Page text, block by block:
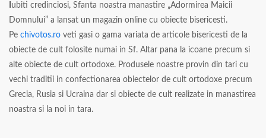
ubiti credinciosi, Sfanta noastra manastire „Adormirea Maicii
Domnului” a lansat un magazin online cu obiecte bisericesti.
Pe chivotos.ro veti gasi o gama variata de articole bisericesti de la
obiecte de cult folosite numai in Sf. Altar pana la icoane precum si
alte obiecte de cult ortodoxe. Produsele noastre provin din tari cu
vechi traditii in confectionarea obiectelor de cult ortodoxe precum
Grecia, Rusia si Ucraina dar si obiecte de cult realizate in manastirea
noastra si la noi in tara.